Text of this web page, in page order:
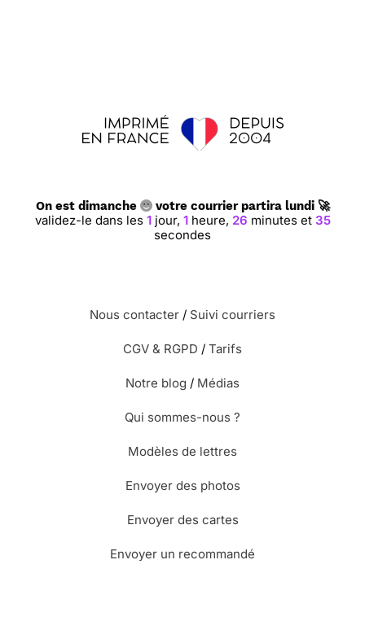
On est dimanche votre courrier partira lundi 🚀
validez-le dans les 1jour, 1heure, 26 minutes et 34
secondes
Nous contacter / Suivi courriers
CGV & RGPD / Tarifs
Notre blog / Médias
Qui sommes-nous ?
Modèles de lettres
Envoyer des photos
Envoyer des cartes
Envoyer un recommandé